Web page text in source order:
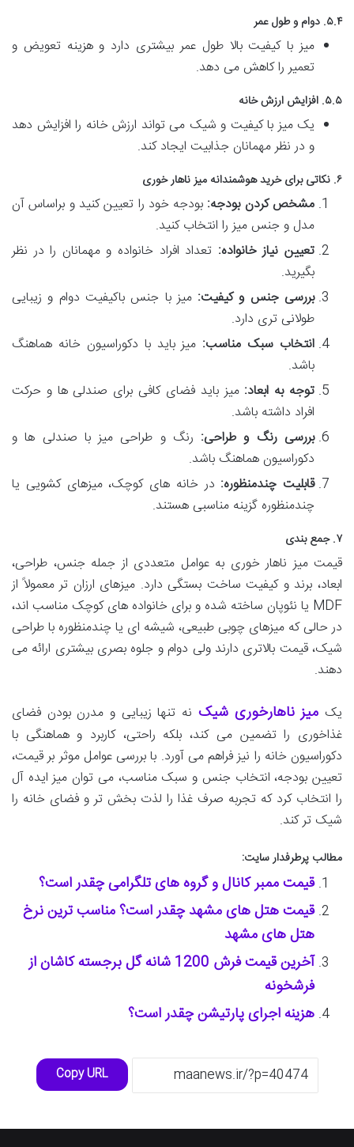
۵.۴. دوام و طول عمر
میز با کیفیت بالا طول عمر بیشتری دارد و هزینه تعویض و
تعمیر را کاهش می دهد.
۵.۵. افزایش ارزش خانه
یک میز با کیفیت و شیک می تواند ارزش خانه را افزایش دهد
و در نظر مهمانان جذابیت ایجاد کند.
۶. نکاتی برای خرید هوشمندانه میز ناهار خوری
مشخص کردن بودجه: بودجه خود را تعیین کنید و براساس آن
مدل و جنس میز را انتخاب کنید.
تعیین نیاز خانواده: تعداد افراد خانواده و مهمانان را در نظر
بگیرید.
بررسی جنس و کیفیت: میز با جنس باکیفیت دوام و زیبایی
طولانی تری دارد.
انتخاب سبک مناسب: میز باید با دکوراسیون خانه هماهنگ
باشد.
توجه به ابعاد: میز باید فضای کافی برای صندلی ها و حرکت
افراد داشته باشد.
بررسی رنگ و طراحی: رنگ و طراحی میز با صندلی ها و
دکوراسیون هماهنگ باشد.
قابلیت چندمنظوره: در خانه های کوچک، میزهای کشویی یا
چندمنظوره گزینه مناسبی هستند.
۷. جمع بندی
قیمت میز ناهار خوری به عوامل متعددی از جمله جنس، طراحی،
ابعاد، برند و کیفیت ساخت بستگی دارد. میزهای ارزان تر معمولاً از
MDF یا نئوپان ساخته شده و برای خانواده های کوچک مناسب اند،
در حالی که میزهای چوبی طبیعی، شیشه ای یا چندمنظوره با طراحی
شیک، قیمت بالاتری دارند ولی دوام و جلوه بصری بیشتری ارائه می
دهند.
یک میز ناهارخوری شیک نه تنها زیبایی و مدرن بودن فضای
غذاخوری را تضمین می کند، بلکه راحتی، کاربرد و هماهنگی با
دکوراسیون خانه را نیز فراهم می آورد. با بررسی عوامل موثر بر قیمت،
تعیین بودجه، انتخاب جنس و سبک مناسب، می توان میز ایده آل
را انتخاب کرد که تجربه صرف غذا را لذت بخش تر و فضای خانه را
شیک تر کند.
مطالب پرطرفدار سایت:
قیمت ممبر کانال و گروه های تلگرامی چقدر است؟
قیمت هتل های مشهد چقدر است؟ مناسب ترین نرخ
هتل های مشهد
آخرین قیمت فرش 1200 شانه گل برجسته کاشان از
فرشخونه
هزینه اجرای پارتیشن چقدر است؟
Copy URL